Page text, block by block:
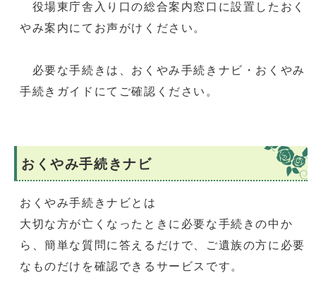
役場東庁舎入り口の総合案内窓口に設置したおく
やみ案内にてお声がけください。
必要な手続きは、おくやみ手続きナビ・おくやみ
手続きガイドにてご確認ください。
おくやみ手続きナビ
おくやみ手続きナビとは
大切な方が亡くなったときに必要な手続きの中か
ら、簡単な質問に答えるだけで、ご遺族の方に必要
なものだけを確認できるサービスです。